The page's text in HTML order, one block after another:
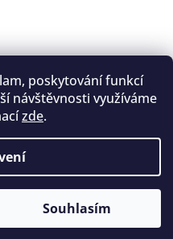
poskytování funkcí
návštěvnosti využíváme
zde.
Souhlasím
lukostřelecký klub
svaz
. Všechna práva vyhrazena.
cookies